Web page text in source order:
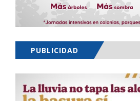
PUBLICIDAD